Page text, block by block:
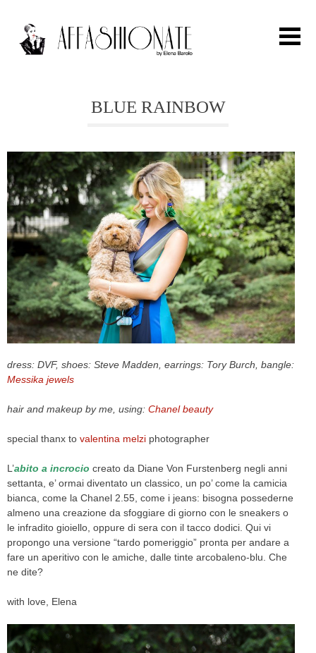
FASHION
OUTFIT
BEAUTY
TRAVEL
PARTIES
CELEB
VIDEO
CONTACT
ARCHIVES
CONTACT
HOME
BLUE RAINBOW
dress: DVF, shoes: Steve Madden, earrings: Tory Burch, bangle:
Messika jewels
hair and makeup by me, using: Chanel beauty
special thanx to valentina melzi photographer
L’abito a incrocio creato da Diane Von Furstenberg negli anni
settanta, e’ ormai diventato un classico, un po’ come la camicia
bianca, come la Chanel 2.55, come i jeans: bisogna possederne
almeno una creazione da sfoggiare di giorno con le sneakers o
le infradito gioiello, oppure di sera con il tacco dodici. Qui vi
propongo una versione “tardo pomeriggio” pronta per andare a
fare un aperitivo con le amiche, dalle tinte arcobaleno-blu. Che
ne dite?
with love, Elena